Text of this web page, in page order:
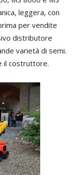
leggera, con
per vendite
distributore
varietà di semi.
il costruttore.